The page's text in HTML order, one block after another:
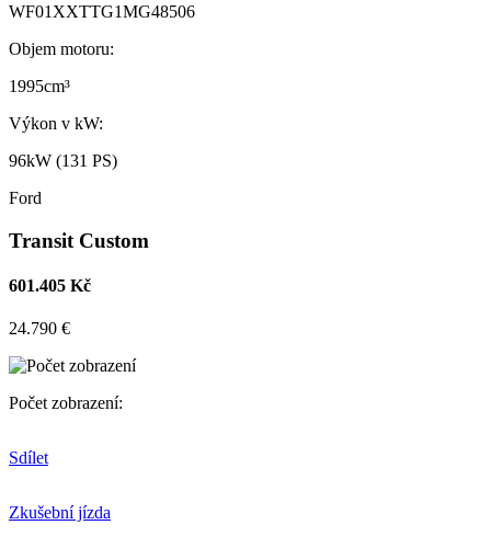
WF01XXTTG1MG48506
Objem motoru:
1995cm³
Výkon v kW:
96kW (131 PS)
Ford
Transit Custom
601.405 Kč
24.790 €
Počet zobrazení:
Sdílet
Zkušební jízda